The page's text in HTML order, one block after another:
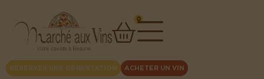
0
RÉSERVER UNE DÉGUSTATION ACHETER UN VIN